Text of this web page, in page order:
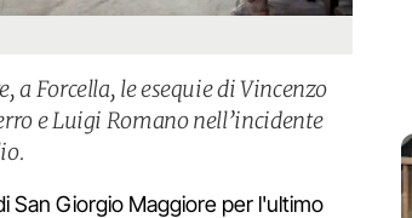
a Forcella, le esequie di Vincenzo
e Luigi Romano nell’incidente
San Giorgio Maggiore per l'ultimo